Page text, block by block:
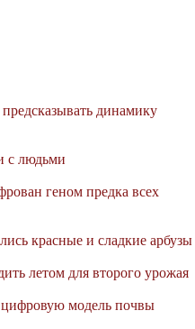
динамику
с людьми
геном предка всех
красные и сладкие арбузы
летом для второго урожая
модель почвы